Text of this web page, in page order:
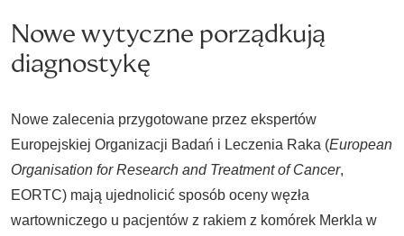
Nowe wytyczne porządkują
diagnostykę
Nowe zalecenia przygotowane przez ekspertów
Europejskiej Organizacji Badań i Leczenia Raka (European
Organisation for Research and Treatment of Cancer,
EORTC) mają ujednolicić sposób oceny węzła
wartowniczego u pacjentów z rakiem z komórek Merkla w